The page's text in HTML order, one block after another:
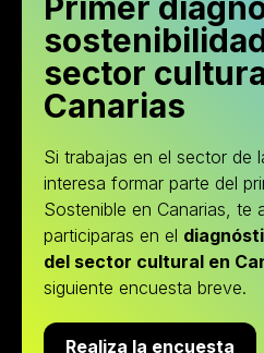
sector
Canarias
Si trabajas en el sector de
interesa formar parte del
Sostenible en Canarias, te
participaras en el
del sector cultural en
siguiente encuesta breve.
Realiza la encuesta